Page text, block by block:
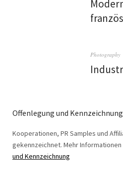
Photography
Offenlegung und Kennzeichnung
Kooperationen, PR Samples und
gekennzeichnet. Mehr
und Kennzeichnung